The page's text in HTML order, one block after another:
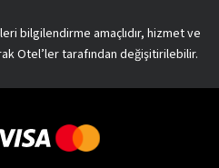
bilgilendirme amaçlıdır, hizmet ve
Otel’ler tarafından değişitirilebilir.